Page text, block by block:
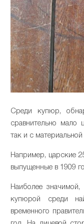
Среди купюр,
сравнительно мало
так и с
Например, царские
выпущенные в 1909
Наиболее
купюрой среди
временного